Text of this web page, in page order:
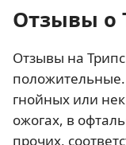
Отзывы о
Отзывы на
гнойных или
ожогах, в
прочих,